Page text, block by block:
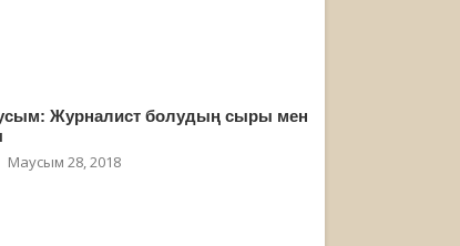
Журналист болудың сыры мен
Маусым 28, 2018